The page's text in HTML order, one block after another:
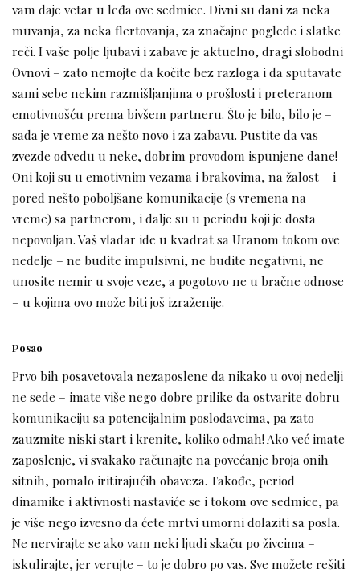
vam daje vetar u leđa ove sedmice. Divni su dani za neka
muvanja, za neka flertovanja, za značajne poglede i slatke
reči. I vaše polje ljubavi i zabave je aktuelno, dragi slobodni
Ovnovi – zato nemojte da kočite bez razloga i da sputavate
sami sebe nekim razmišljanjima o prošlosti i preteranom
emotivnošću prema bivšem partneru. Što je bilo, bilo je –
sada je vreme za nešto novo i za zabavu. Pustite da vas
zvezde odvedu u neke, dobrim provodom ispunjene dane!
Oni koji su u emotivnim vezama i brakovima, na žalost – i
pored nešto poboljšane komunikacije (s vremena na
vreme) sa partnerom, i dalje su u periodu koji je dosta
nepovoljan. Vaš vladar ide u kvadrat sa Uranom tokom ove
nedelje – ne budite impulsivni, ne budite negativni, ne
unosite nemir u svoje veze, a pogotovo ne u bračne odnose
– u kojima ovo može biti još izraženije.
Posao
Prvo bih posavetovala nezaposlene da nikako u ovoj nedelji
ne sede – imate više nego dobre prilike da ostvarite dobru
komunikaciju sa potencijalnim poslodavcima, pa zato
zauzmite niski start i krenite, koliko odmah! Ako već imate
zaposlenje, vi svakako računajte na povećanje broja onih
sitnih, pomalo iritirajućih obaveza. Takođe, period
dinamike i aktivnosti nastaviće se i tokom ove sedmice, pa
je više nego izvesno da ćete mrtvi umorni dolaziti sa posla.
Ne nervirajte se ako vam neki ljudi skaču po živcima –
iskulirajte, jer verujte – to je dobro po vas. Sve možete rešiti